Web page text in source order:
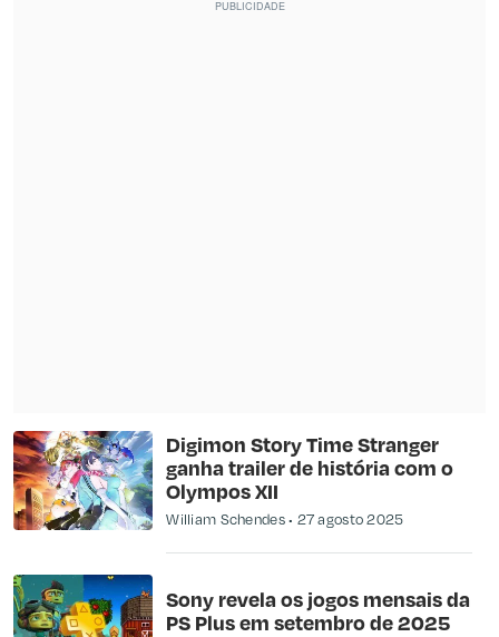
Digimon Story Time Stranger
ganha trailer de história com o
Olympos XII
William Schendes 27 agosto 2025
Sony revela os jogos mensais da
PS Plus em setembro de 2025